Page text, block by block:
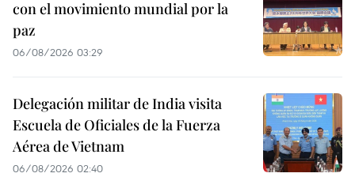
con el movimiento mundial por la
paz
06/08/2026 03:29
Delegación militar de India visita
Escuela de Oficiales de la Fuerza
Aérea de Vietnam
06/08/2026 02:40